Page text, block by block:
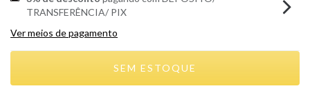
TRANSFERÊNCIA/ PIX
Ver meios de pagamento